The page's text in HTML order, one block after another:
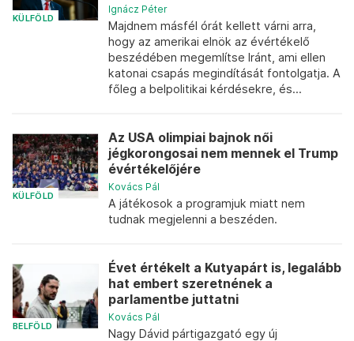
KÜLFÖLD
Ignácz Péter
Majdnem másfél órát kellett várni arra,
hogy az amerikai elnök az évértékelő
beszédében megemlítse Iránt, ami ellen
katonai csapás megindítását fontolgatja. A
főleg a belpolitikai kérdésekre, és...
KÜLFÖLD
Az USA olimpiai bajnok női
jégkorongosai nem mennek el Trump
évértékelőjére
Kovács Pál
A játékosok a programjuk miatt nem
tudnak megjelenni a beszéden.
BELFÖLD
Évet értékelt a Kutyapárt is, legalább
hat embert szeretnének a
parlamentbe juttatni
Kovács Pál
Nagy Dávid pártigazgató egy új